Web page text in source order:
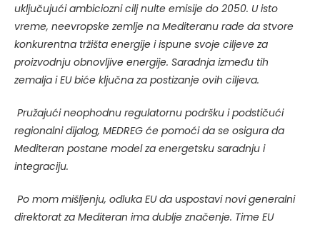
uključujući ambiciozni cilj nulte emisije do 2050. U isto
vreme, neevropske zemlje na Mediteranu rade da stvore
konkurentna tržišta energije i ispune svoje ciljeve za
proizvodnju obnovljive energije. Saradnja između tih
zemalja i EU biće ključna za postizanje ovih ciljeva.
Pružajući neophodnu regulatornu podršku i podstičući
regionalni dijalog, MEDREG će pomoći da se osigura da
Mediteran postane model za energetsku saradnju i
integraciju.
Po mom mišljenju, odluka EU da uspostavi novi generalni
direktorat za Mediteran ima dublje značenje. Time EU